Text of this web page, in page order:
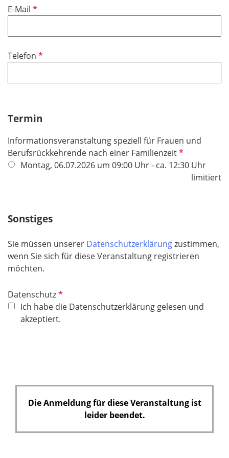
e
d
E-Mail P
c
t
l
Telefon P
h
f
e
l
Termin
Informationsveranstaltung speziell für Frauen und
Berufsrückkehrende nach einer FamilienzeitP
f
e
l
Montag, 06.07.2026 um 09:00 Uhr - ca. 12:30 Uhr
limitiert
Sonstiges
Sie müssen unserer Datenschutzerklärungzustimmen,
wenn Sie sich für diese Veranstaltung registrieren
möchten.
DatenschutzP
f
l
l
Ich habe die Datenschutzerklärung gelesen und
akzeptiert.
Die Anmeldung für diese Veranstaltung ist
leider beendet.